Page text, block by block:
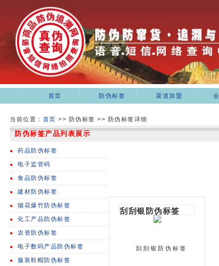
首页 防伪标签 渠道加盟
当前位置： 首页 >> 防伪标签 >> 防伪标签详细
防伪标签产品列表展示
药品防伪标签
电子监管码
食品防伪标签
建材防伪标签
烟花爆竹防伪标签
化工产品防伪标签
农资防伪标签
电子数码产品防伪标签
服装鞋帽防伪标签
刮刮银防伪标签
刮刮银防伪标签